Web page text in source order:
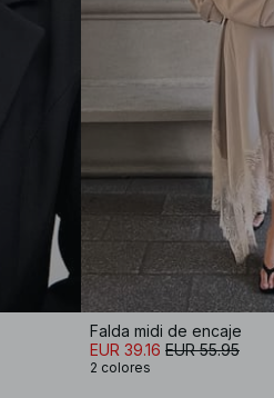
Falda midi de encaje
EUR 39.16 EUR 55.95
2 colores